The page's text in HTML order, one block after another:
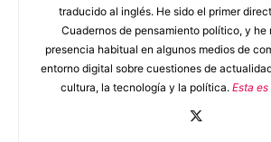
traducido al inglés. He sido el primer
Cuadernos de pensamiento político, y he
presencia habitual en algunos medios de
entorno digital sobre cuestiones de
cultura, la tecnología y la política. Esta